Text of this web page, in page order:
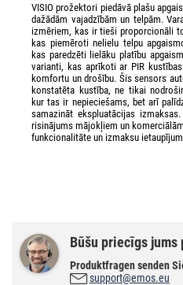
VISIO prožektori piedāvā plašu
dažādām vajadzībām un telpām.
izmēriem, kas ir tieši proporcionāli
kas piemēroti nelielu telpu
kas paredzēti lielāku platību
varianti, kas aprīkoti ar PIR
komfortu un drošību. Šis sensors
konstatēta kustība, ne tikai
kur tas ir nepieciešams, bet arī
samazināt ekspluatācijas
risinājums mājokļiem un
funkcionalitāte un izmaksu
Būšu priecīgs jums
Produktfragen senden
support@emos.eu